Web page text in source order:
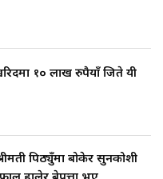
१० लाख रुपैयाँ जिते यी
पिठ्युँमा बोकेर सुनकोशी
हालेर बेपत्ता भए